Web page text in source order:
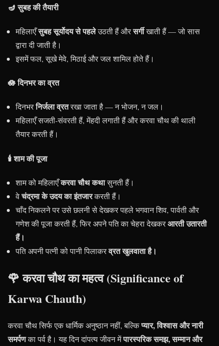
🪔 सुबह की तैयारी
महिलाएँसुबह सूर्योदय से पहलेउठती हैं औरसर्गीखाती हैं — जो सास
द्वारा दी जाती है।
इसमें फल, सूखे मेवे, मिठाई और जल शामिल होते हैं।
🪷 दिनभर का व्रत
दिनभरनिर्जला व्रतरखा जाता है — न भोजन, न जल।
महिलाएँ सजती-संवरती हैं, मेंहदी लगाती हैं और करवा चौथ की थाली
तैयार करती हैं।
🕯️ शाम की पूजा
शाम को महिलाएँकरवा चौथ कथासुनती हैं।
वेचंद्रमा के उदय का इंतजारकरती हैं।
चाँद निकलने पर उसे छलनी से देखकर पहले भगवान शिव, पार्वती और
गणेश की पूजा करती हैं, फिर अपने पति का चेहरा देखकरआरती उतारती
हैं।
पति अपनी पत्नी को पानी पिलाकरव्रत खुलवाता है।
🌹 करवा चौथ का महत्व (Significance of
Karwa Chauth)
करवा चौथ सिर्फ एक धार्मिक अनुष्ठान नहीं, बल्किप्यार, विश्वास और नारी
समर्पणका पर्व है। यह दिन दांपत्य जीवन मेंपारस्परिक समझ, सम्मान और